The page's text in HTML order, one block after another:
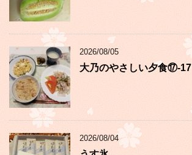
2026/08/05
大乃のやさしい夕食⑰-17
2026/08/04